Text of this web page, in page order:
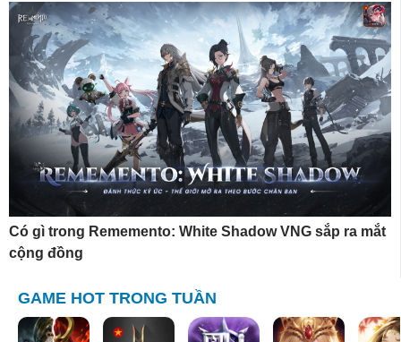
Có gì trong Rememento: White Shadow VNG sắp ra mắt
cộng đồng
GAME HOT TRONG TUẦN